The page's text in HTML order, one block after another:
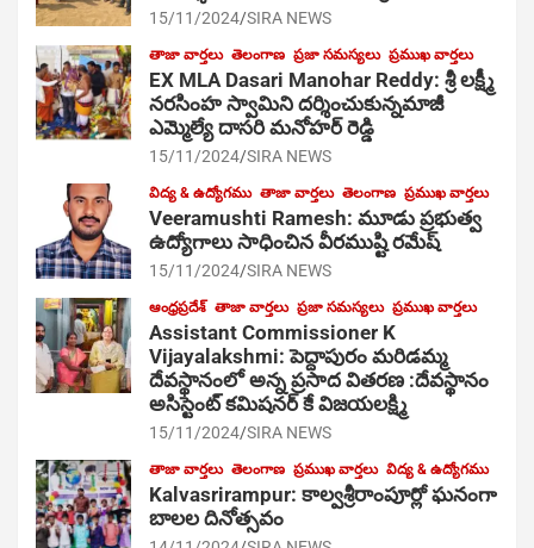
15/11/2024 SIRA NEWS
తాజా వార్తలు తెలంగాణ ప్రజా సమస్యలు ప్రముఖ వార్తలు
EX MLA Dasari Manohar Reddy: శ్రీ లక్ష్మీ
నరసింహ స్వామిని దర్శించుకున్నమాజీ
ఎమ్మెల్యే దాసరి మనోహర్ రెడ్డి
15/11/2024 SIRA NEWS
విద్య & ఉద్యోగము తాజా వార్తలు తెలంగాణ ప్రముఖ వార్తలు
Veeramushti Ramesh: మూడు ప్రభుత్వ
ఉద్యోగాలు సాధించిన వీరముష్టి రమేష్
15/11/2024 SIRA NEWS
ఆంధ్రప్రదేశ్ తాజా వార్తలు ప్రజా సమస్యలు ప్రముఖ వార్తలు
Assistant Commissioner K
Vijayalakshmi: పెద్దాపురం మరిడమ్మ
దేవస్థానంలో అన్న ప్రసాద వితరణ :దేవస్థానం
అసిస్టెంట్ కమిషనర్ కే విజయలక్ష్మి
15/11/2024 SIRA NEWS
తాజా వార్తలు తెలంగాణ ప్రముఖ వార్తలు విద్య & ఉద్యోగము
Kalvasrirampur: కాల్వశ్రీరాంపూర్లో ఘనంగా
బాలల దినోత్సవం